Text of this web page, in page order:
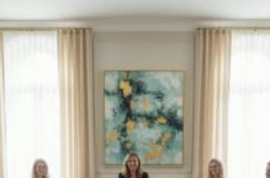
Quanto costa sessioni
di coaching online a
Ravenna? Prezzi e
tariffe 2026